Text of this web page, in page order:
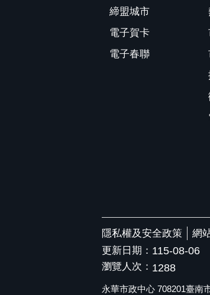
締盟城市
電子賀卡
電子春聯
隱私權及安全政策 網
更新日期： 115-08-06
瀏覽人次： 1288
永華市政中心 708201臺南